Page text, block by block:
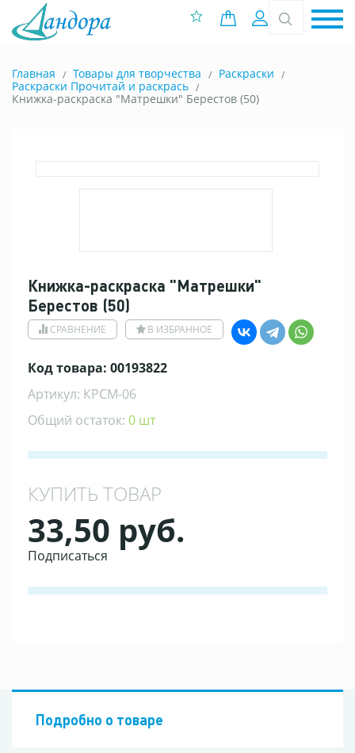
0 позиций
Вход
Главная Товары для творчества
Раскраски
Раскраски Прочитай и раскрась
Книжка-раскраска "Матрешки" Берестов (50)
Книжка-раскраска "Матрешки"
Берестов (50)
СРАВНЕНИЕ В ИЗБРАННОЕ
Код товара: 00193822
Артикул: КРСМ-06
Общий остаток: 0 шт
КУПИТЬ ТОВАР
33,50 руб.
Подписаться
Подробно о товаре